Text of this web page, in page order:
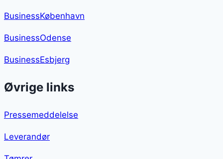
BusinessKøbenhavn
BusinessOdense
BusinessEsbjerg
Øvrige links
Pressemeddelelse
Leverandør